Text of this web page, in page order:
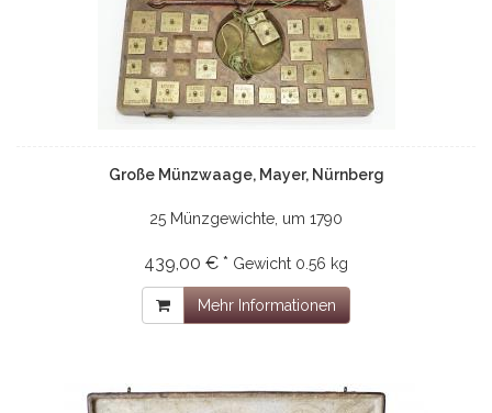
Große Münzwaage, Mayer, Nürnberg
25 Münzgewichte, um 1790
439,00 € * Gewicht 0.56 kg
Mehr Informationen